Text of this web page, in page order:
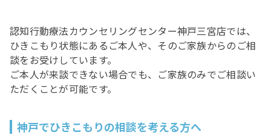
認知行動療法カウンセリングセンター神戸三宮店では、
ひきこもり状態にあるご本人や、そのご家族からのご相
談をお受けしています。
ご本人が来談できない場合でも、ご家族のみでご相談い
ただくことが可能です。
神戸でひきこもりの相談を考える方へ